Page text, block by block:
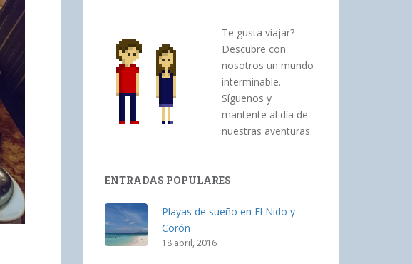
Te gusta viajar?
Descubre con
nosotros un mundo
interminable.
Síguenos y
mantente al día de
nuestras aventuras.
ENTRADAS POPULARES
Playas de sueño en El Nido y
Corón
18 abril, 2016